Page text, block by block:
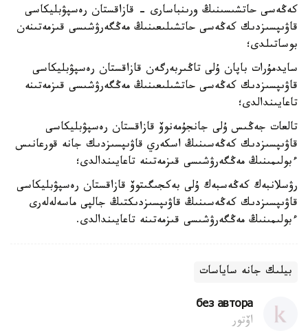
كەڭەسى حاتشىسىنىڭ ورىنباسارى - قازاقستان رەسپۋبليكاسى
قاۋىپسىزدىك كەڭەسى حاتشىلىعىنىڭ مەڭگەرۋشىسى قىزمەتىنەن
بوساتىلدى؛
سايدمۇرات باپان ۇلى تاڭىربەرگەن قازاقستان رەسپۋبليكاسى
قاۋىپسىزدىك كەڭەسى حاتشىلىعىنىڭ مەڭگەرۋشىسى قىزمەتىنە
تاعايىندالدى؛
تالعات جەڭىس ۇلى جانجۇمەنوۆ قازاقستان رەسپۋبليكاسى
قاۋىپسىزدىك كەڭەسىنىڭ اسكەري قاۋىپسىزدىك جانە قورعانىس
ءبولىمىنىڭ مەڭگەرۋشىسى قىزمەتىنە تاعايىندالدى؛
رۋسلانبەك كەڭەسبەك ۇلى بەكجىگىتوۆ قازاقستان رەسپۋبليكاسى
قاۋىپسىزدىك كەڭەسىنىڭ قاۋىپسىزدىكتىڭ جالپى ماسەلەلەرى
ءبولىمىنىڭ مەڭگەرۋشىسى قىزمەتىنە تاعايىندالدى.
بيلىك جانە ساياسات
без автора
اۆتور